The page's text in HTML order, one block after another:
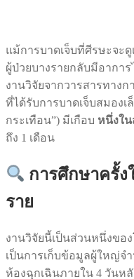
แม้การบาดเจ็บที่ศีรษะจะ
ผู้ป่วยบางรายกลับมีอากา
งานวิจัยจากวารสารทางก
ที่ได้รับการบาดเจ็บสมองเ
กระเทือน”) มีเกือบ หนึ่งใ
ถึง 1 เดือน
การศึกษาครั้ง
ราย
งานวิจัยนี้เป็นส่วนหนึ่งของ
เป็นการเก็บข้อมูลผู้ใหญ่จ
ห้องฉุกเฉินภายใน 4 วันห